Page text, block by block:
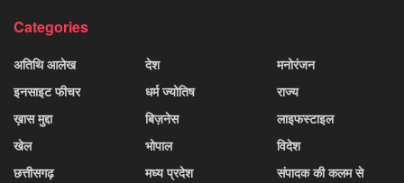
Categories
अतिथि आलेख
इनसाइट फीचर
ख़ास मुद्दा
खेल
छत्तीसगढ़
देश
धर्म ज्योतिष
बिज़नेस
भोपाल
मध्य प्रदेश
मनोरंजन
राज्य
लाइफस्टाइल
विदेश
संपादक की कलम से